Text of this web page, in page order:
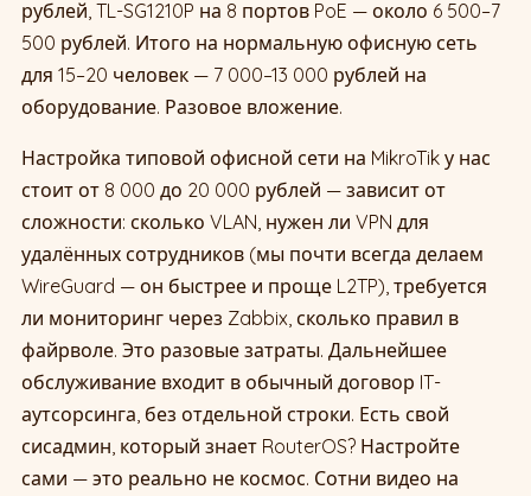
рублей, TL-SG1210P на 8 портов PoE — около 6 500–7
500 рублей. Итого на нормальную офисную сеть
для 15–20 человек — 7 000–13 000 рублей на
оборудование. Разовое вложение.
Настройка типовой офисной сети на MikroTik у нас
стоит от 8 000 до 20 000 рублей — зависит от
сложности: сколько VLAN, нужен ли VPN для
удалённых сотрудников (мы почти всегда делаем
WireGuard — он быстрее и проще L2TP), требуется
ли мониторинг через Zabbix, сколько правил в
файрволе. Это разовые затраты. Дальнейшее
обслуживание входит в обычный договор IT-
аутсорсинга, без отдельной строки. Есть свой
сисадмин, который знает RouterOS? Настройте
сами — это реально не космос. Сотни видео на